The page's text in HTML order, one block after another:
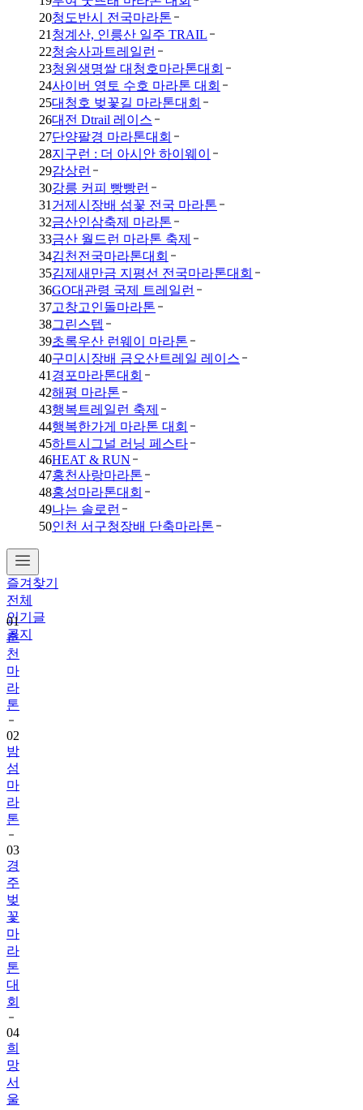
20청도반시 전국마라톤
21 청계산, 인릉산 일주 TRAIL
22청송사과트레일런
23청원생명쌀 대청호마라톤대회
24사이버 영토 수호 마라톤 대회
25대청호 벚꽃길 마라톤대회
26대전 Dtrail 레이스
27단양팔경 마라톤대회
28지구런 : 더 아시안 하이웨이
29감상런
30강릉 커피 빵빵런
31 거제시장배 섬꽃 전국 마라톤
32금산인삼축제 마라톤
33금산 월드런 마라톤 축제
34김천전국마라톤대회
35김제새만금 지평선 전국마라톤대회
36GO대관령 국제 트레일런
37고창고인돌마라톤
38그린스텝
39초록우산 런웨이 마라톤
40구미시장배 금오산트레일 레이스
41 경포마라톤대회
42해평 마라톤
43행복트레일런 축제
44행복한가게 마라톤 대회
45하트시그널 러닝 페스타
46HEAT & RUN
47홍천사랑마라톤
48홍성마라톤대회
49나는 솔로런
50인천 서구청장배 단축마라톤
즐겨찾기
전체
인기글
공지
01
춘
천
마
라
톤
02
밤
섬
마
라
톤
03
경
주
벚
꽃
마
라
톤
대
회
04
희
망
서
울